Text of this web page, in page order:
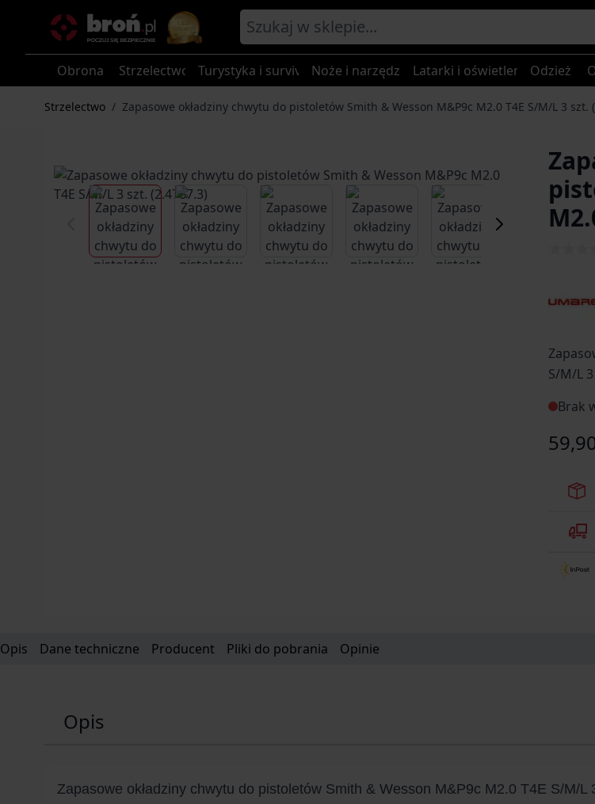
Obrona Strzelectwo Turystyka i survival Noże i narzędzia Latarki i oświetlenieOdzież
Strzelectwo / Zapasowe okładziny chwytu do pistoletów Smith & Wesson M&P9c M2.0 T4E S/M/L 3 szt.
View larger imageView larger imageView larger imageView larger imageView larger image
View
S/M/L
Brak
Opis Dane techniczne Producent Pliki do pobrania Opinie
Opis
Zapasowe okładziny chwytu do pistoletów Smith & Wesson M&P9c M2.0 T4E S/M/